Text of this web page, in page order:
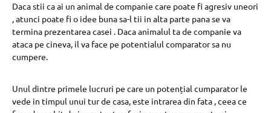
Daca stii ca ai un animal de companie care poate fi agresiv uneori
, atunci poate fi o idee buna sa-l tii in alta parte pana se va
termina prezentarea casei . Daca animalul ta de companie va
ataca pe cineva, il va face pe potentialul comparator sa nu
cumpere.
Unul dintre primele lucruri pe care un potențial cumparator le
vede in timpul unui tur de casa, este intrarea din fata , ceea ce